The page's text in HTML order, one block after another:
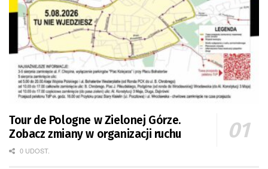
Tour de Pologne w Zielonej Górze.
Zobacz zmiany w organizacji ruchu
0 UDOST.